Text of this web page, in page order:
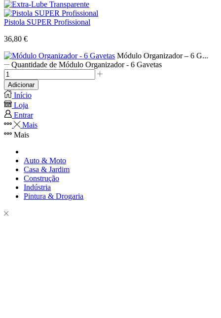
Pistola SUPER Profissional
36,80 €
Módulo Organizador – 6 G...
Quantidade de Módulo Organizador - 6 Gavetas
Adicionar
Início
Loja
Entrar
Mais
Mais
Auto & Moto
Casa & Jardim
Construção
Indústria
Pintura & Drogaria